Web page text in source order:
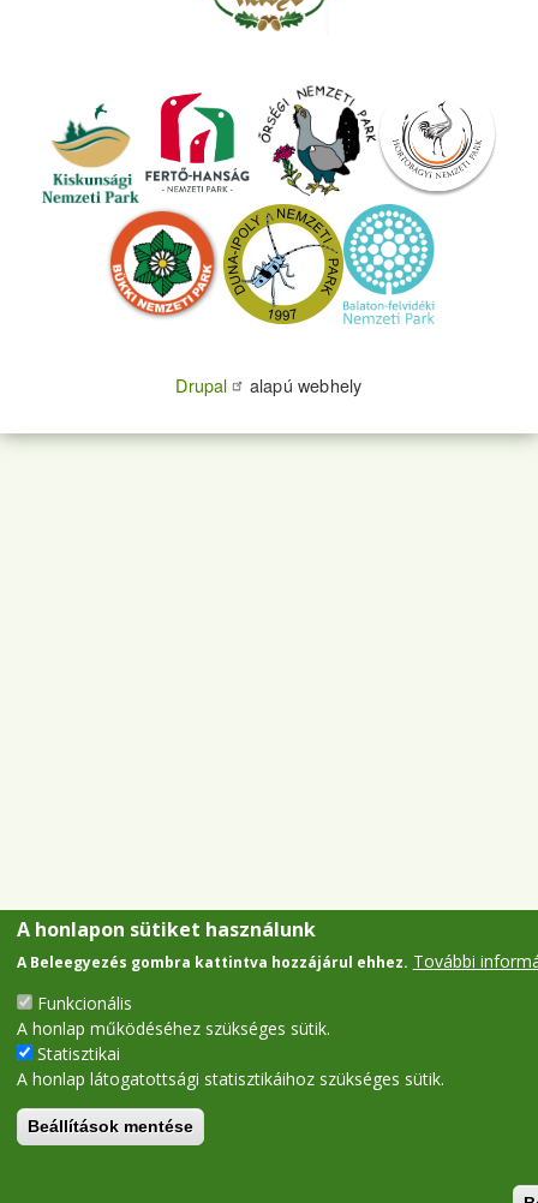
Drupal alapú webhely
A honlapon sütiket használunk
A Beleegyezés gombra kattintva hozzájárul ehhez. További
Funkcionális
A honlap működéséhez szükséges sütik.
Statisztikai
A honlap látogatottsági statisztikáihoz szükséges sütik.
Beállítások mentése